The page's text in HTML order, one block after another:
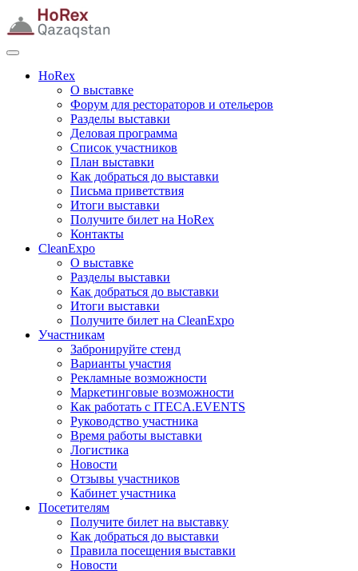
HoRex
О выставке
Форум для рестораторов и отельеров
Разделы выставки
Деловая программа
Список участников
План выставки
Как добраться до выставки
Письма приветствия
Итоги выставки
Получите билет на HoRex
Контакты
CleanExpo
О выставке
Разделы выставки
Как добраться до выставки
Итоги выставки
Получите билет на CleanExpo
Участникам
Забронируйте стенд
Варианты участия
Рекламные возможности
Маркетинговые возможности
Как работать с ITECA.EVENTS
Руководство участника
Время работы выставки
Логистика
Новости
Отзывы участников
Кабинет участника
Посетителям
Получите билет на выставку
Как добраться до выставки
Правила посещения выставки
Новости